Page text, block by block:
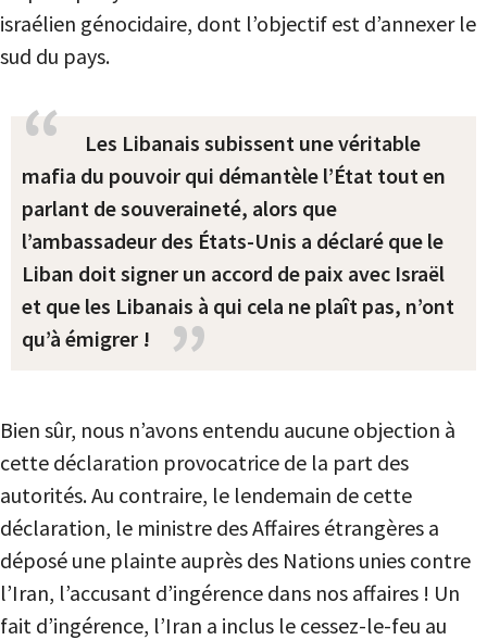
israélien génocidaire, dont l’objectif est d’annexer le
sud du pays.
Les Libanais subissent une véritable
mafia du pouvoir qui démantèle l’État tout en
parlant de souveraineté, alors que
l’ambassadeur des États-Unis a déclaré que le
Liban doit signer un accord de paix avec Israël
et que les Libanais à qui cela ne plaît pas, n’ont
qu’à émigrer !
Bien sûr, nous n’avons entendu aucune objection à
cette déclaration provocatrice de la part des
autorités. Au contraire, le lendemain de cette
déclaration, le ministre des Affaires étrangères a
déposé une plainte auprès des Nations unies contre
l’Iran, l’accusant d’ingérence dans nos affaires ! Un
fait d’ingérence, l’Iran a inclus le cessez-le-feu au